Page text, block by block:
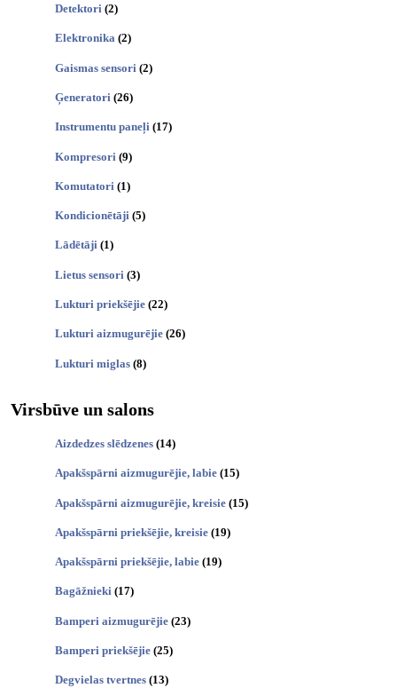
Detektori (2)
Elektronika (2)
Gaismas sensori (2)
Ģeneratori (26)
Instrumentu paneļi (17)
Kompresori (9)
Komutatori (1)
Kondicionētāji (5)
Lādētāji (1)
Lietus sensori (3)
Lukturi priekšējie (22)
Lukturi aizmugurējie (26)
Lukturi miglas (8)
Virsbūve un salons
Aizdedzes slēdzenes (14)
Apakšspārni aizmugurējie, labie (15)
Apakšspārni aizmugurējie, kreisie (15)
Apakšspārni priekšējie, kreisie (19)
Apakšspārni priekšējie, labie (19)
Bagāžnieki (17)
Bamperi aizmugurējie (23)
Bamperi priekšējie (25)
Degvielas tvertnes (13)